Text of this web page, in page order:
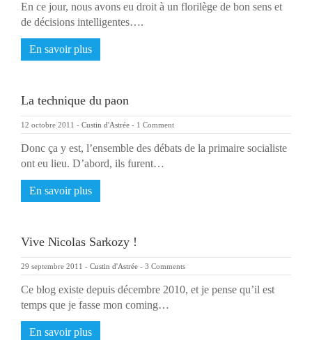
En ce jour, nous avons eu droit à un florilège de bon sens et
de décisions intelligentes….
En savoir plus
La technique du paon
12 octobre 2011 - Custin d'Astrée - 1 Comment
Donc ça y est, l’ensemble des débats de la primaire socialiste
ont eu lieu. D’abord, ils furent…
En savoir plus
Vive Nicolas Sarkozy !
29 septembre 2011 - Custin d'Astrée - 3 Comments
Ce blog existe depuis décembre 2010, et je pense qu’il est
temps que je fasse mon coming…
En savoir plus